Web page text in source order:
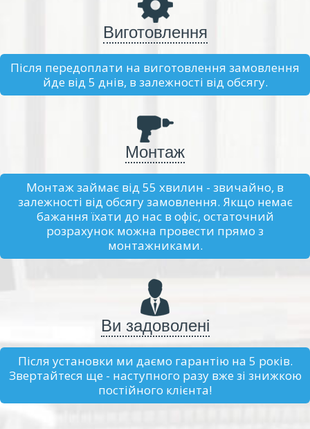
Виготовлення
Після передоплати на виготовлення замовлення
йде від 5 днів, в залежності від обсягу.
Монтаж
Монтаж займає від 55 хвилин - звичайно, в
залежності від обсягу замовлення. Якщо немає
бажання їхати до нас в офіс, остаточний
розрахунок можна провести прямо з
монтажниками.
Ви задоволені
Після установки ми даємо гарантію на 5 років.
Звертайтеся ще - наступного разу вже зі знижкою
постійного клієнта!